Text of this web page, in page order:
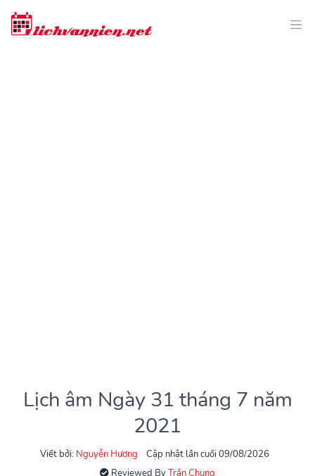
Lịch âm Ngày 31 tháng 7 năm
2021
Viết bởi: Nguyễn Hương
Cập nhật lần cuối 09/08/2026
Reviewed ByTrần Chung